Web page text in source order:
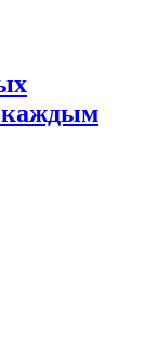
каждым